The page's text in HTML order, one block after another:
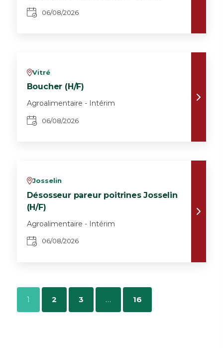
06/08/2026
vVitré
Boucher (H/F)
Agroalimentaire - Intérim
06/08/2026
vJosselin
Désosseur pareur poitrines Josselin
(H/F)
Agroalimentaire - Intérim
06/08/2026
1 2 3 … 16